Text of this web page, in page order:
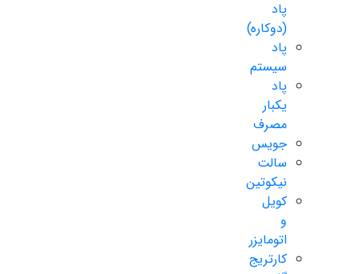
پاد
(دوکاره)
پاد
سیستم
پاد
یکبار
مصرف
جویس
سالت
نیکوتین
کویل
و
اتومایزر
کارتریج